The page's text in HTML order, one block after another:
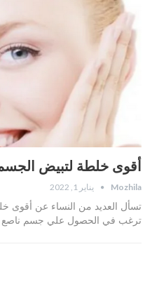
أقوى خلطة لتبيض
Mozhila يناير 1, 2022
تسأل العديد من النساء عن أقوى
ترغب في الحصول علي جسم ناصع